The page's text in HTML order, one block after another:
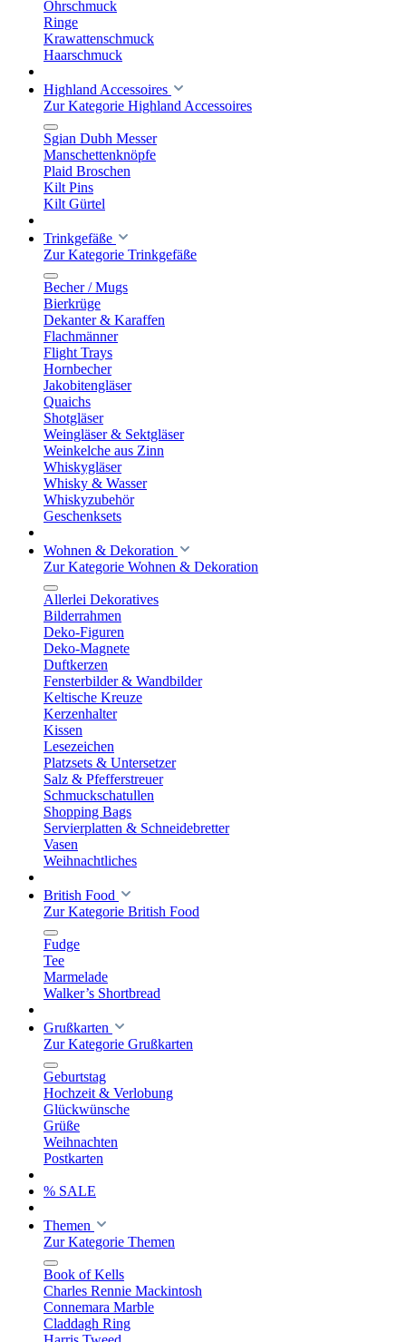
Ohrschmuck
Ringe
Krawattenschmuck
Haarschmuck
Highland Accessoires
Zur Kategorie Highland Accessoires
Sgian Dubh Messer
Manschettenknöpfe
Plaid Broschen
Kilt Pins
Kilt Gürtel
Trinkgefäße
Zur Kategorie Trinkgefäße
Becher / Mugs
Bierkrüge
Dekanter & Karaffen
Flachmänner
Flight Trays
Hornbecher
Jakobitengläser
Quaichs
Shotgläser
Weingläser & Sektgläser
Weinkelche aus Zinn
Whiskygläser
Whisky & Wasser
Whiskyzubehör
Geschenksets
Wohnen & Dekoration
Zur Kategorie Wohnen & Dekoration
Allerlei Dekoratives
Bilderrahmen
Deko-Figuren
Deko-Magnete
Duftkerzen
Fensterbilder & Wandbilder
Keltische Kreuze
Kerzenhalter
Kissen
Lesezeichen
Platzsets & Untersetzer
Salz & Pfefferstreuer
Schmuckschatullen
Shopping Bags
Servierplatten & Schneidebretter
Vasen
Weihnachtliches
British Food
Zur Kategorie British Food
Fudge
Tee
Marmelade
Walker’s Shortbread
Grußkarten
Zur Kategorie Grußkarten
Geburtstag
Hochzeit & Verlobung
Glückwünsche
Grüße
Weihnachten
Postkarten
% SALE
Themen
Zur Kategorie Themen
Book of Kells
Charles Rennie Mackintosh
Connemara Marble
Claddagh Ring